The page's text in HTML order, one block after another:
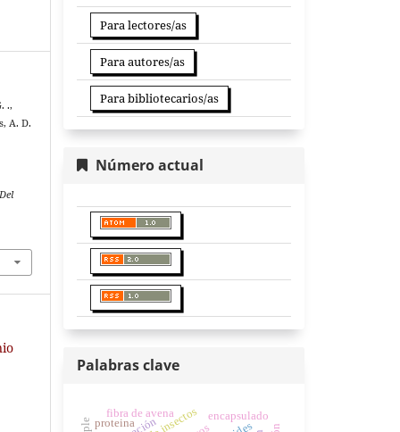
.,
A. D.
Para lectores/as
Para autores/as
Para bibliotecarios/as
Número actual
Palabras clave
fibra de avena encapsulado
proteina